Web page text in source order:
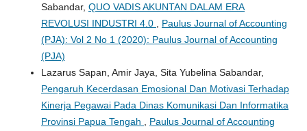
Sabandar, QUO VADIS AKUNTAN DALAM ERA
REVOLUSI INDUSTRI 4.0
Paulus Journal of Accounting
(PJA): Vol 2 No 1 (2020): Paulus Journal of Accounting
(PJA)
Lazarus Sapan, Amir Jaya, Sita Yubelina Sabandar,
Pengaruh Kecerdasan Emosional Dan Motivasi Terhadap
Kinerja Pegawai Pada Dinas Komunikasi Dan Informatika
Provinsi Papua Tengah
Paulus Journal of Accounting